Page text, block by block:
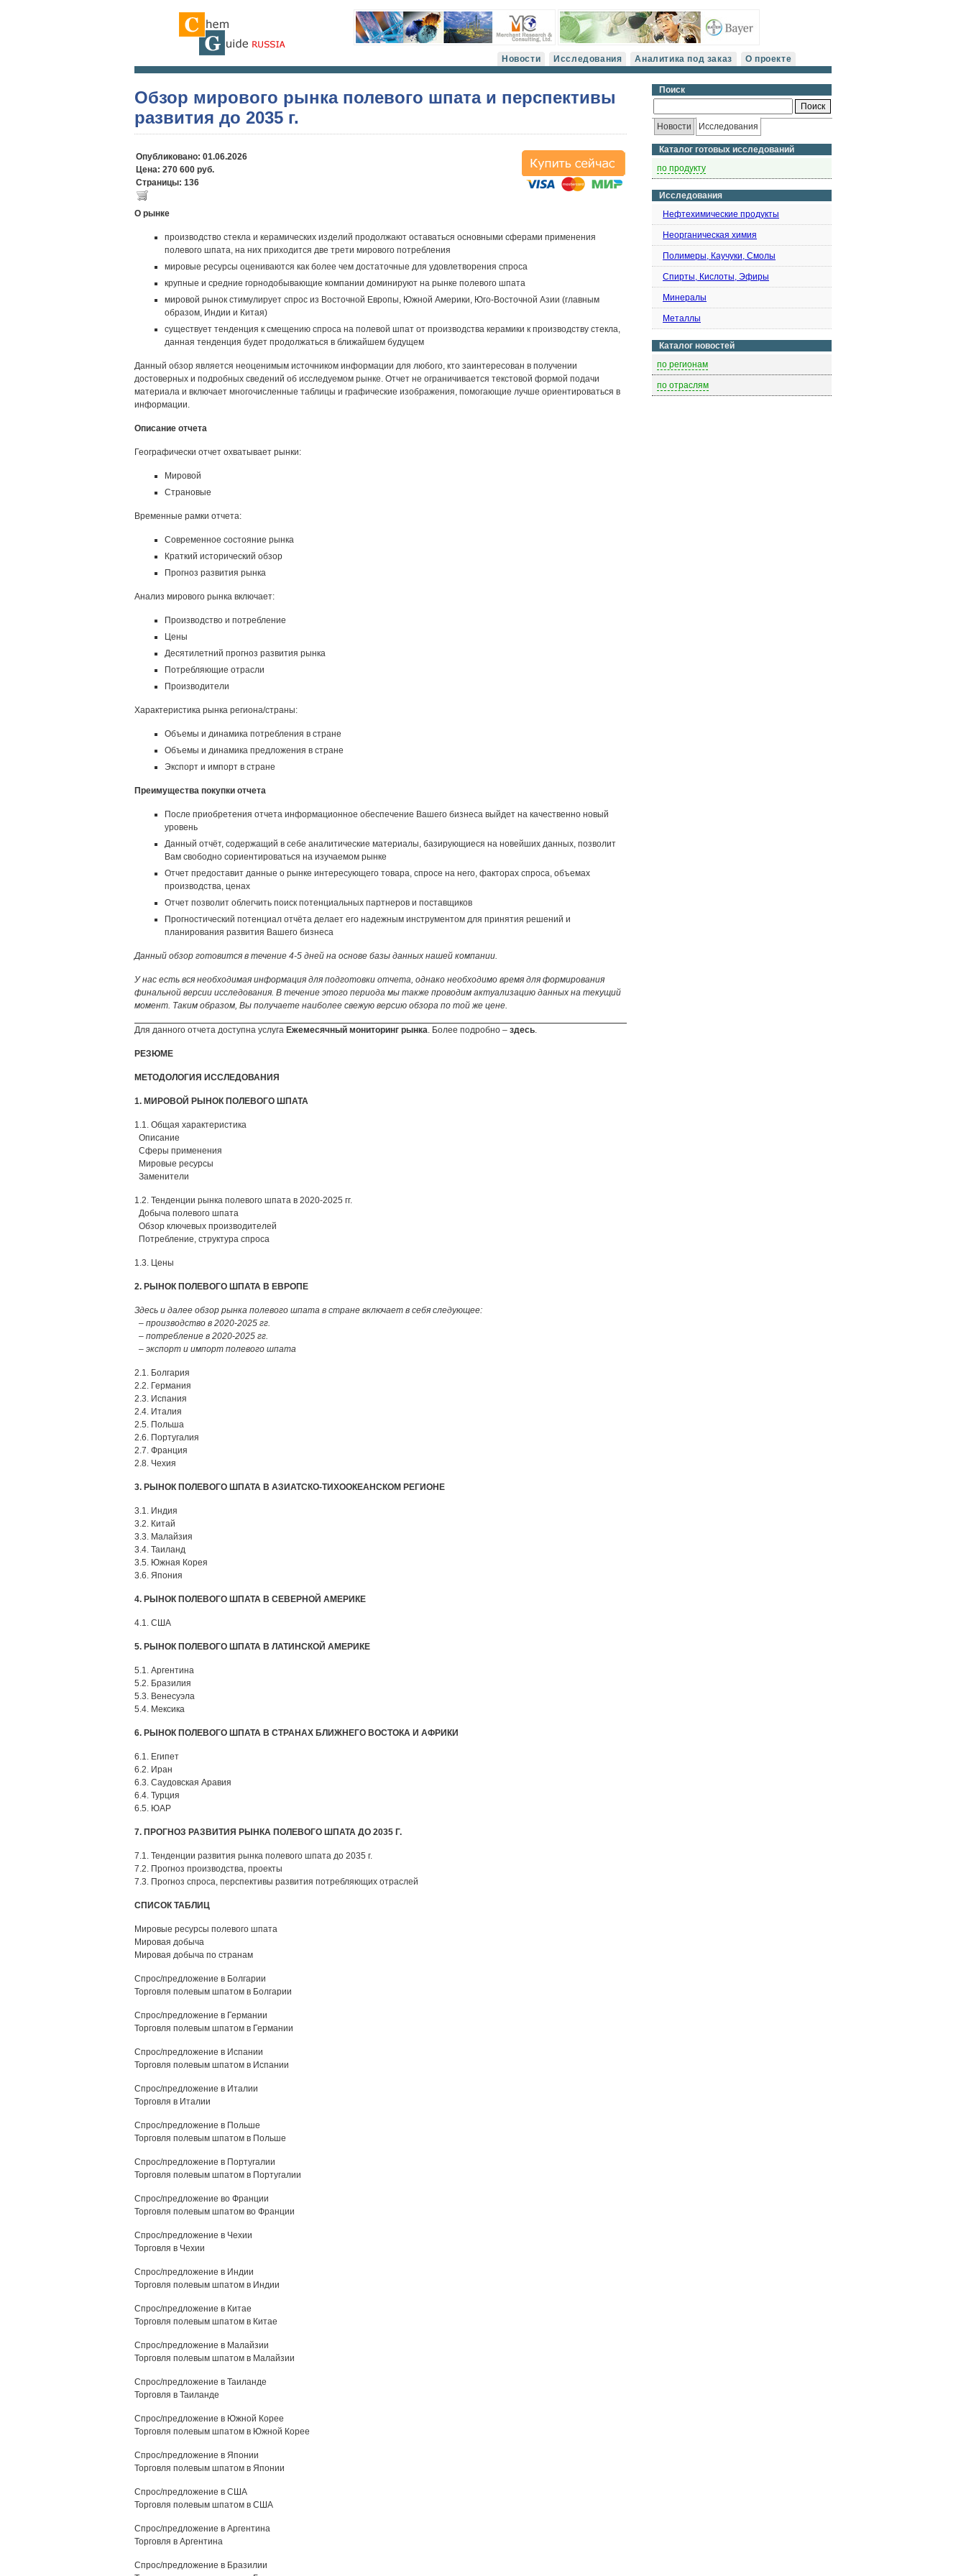
Новости Исследования Аналитика под заказ О проекте
Обзор мирового рынка полевого шпата и перспективы
развития до 2035 г.
Опубликовано: 01.06.2026
Цена: 270 600 руб.
Страницы: 136
О рынке
производство стекла и керамических изделий продолжают оставаться основными сферами применения
полевого шпата, на них приходится две трети мирового потребления
мировые ресурсы оцениваются как более чем достаточные для удовлетворения спроса
крупные и средние горнодобывающие компании доминируют на рынке полевого шпата
мировой рынок стимулирует спрос из Восточной Европы, Южной Америки, Юго-Восточной Азии (главным
образом, Индии и Китая)
существует тенденция к смещению спроса на полевой шпат от производства керамики к производству стекла,
данная тенденция будет продолжаться в ближайшем будущем
Данный обзор является неоценимым источником информации для любого, кто заинтересован в получении
достоверных и подробных сведений об исследуемом рынке. Отчет не ограничивается текстовой формой подачи
материала и включает многочисленные таблицы и графические изображения, помогающие лучше ориентироваться в
информации.
Описание отчета
Географически отчет охватывает рынки:
Мировой
Страновые
Временные рамки отчета:
Современное состояние рынка
Краткий исторический обзор
Прогноз развития рынка
Анализ мирового рынка включает:
Производство и потребление
Цены
Десятилетний прогноз развития рынка
Потребляющие отрасли
Производители
Характеристика рынка региона/страны:
Объемы и динамика потребления в стране
Объемы и динамика предложения в стране
Экспорт и импорт в стране
Преимущества покупки отчета
После приобретения отчета информационное обеспечение Вашего бизнеса выйдет на качественно новый
уровень
Данный отчёт, содержащий в себе аналитические материалы, базирующиеся на новейших данных, позволит
Вам свободно сориентироваться на изучаемом рынке
Отчет предоставит данные о рынке интересующего товара, спросе на него, факторах спроса, объемах
производства, ценах
Отчет позволит облегчить поиск потенциальных партнеров и поставщиков
Прогностический потенциал отчёта делает его надежным инструментом для принятия решений и
планирования развития Вашего бизнеса
Данный обзор готовится в течение 4-5 дней на основе базы данных нашей компании.
У нас есть вся необходимая информация для подготовки отчета, однако необходимо время для формирования
финальной версии исследования. В течение этого периода мы также проводим актуализацию данных на текущий
момент. Таким образом, Вы получаете наиболее свежую версию обзора по той же цене.
Для данного отчета доступна услуга Ежемесячный мониторинг рынка. Более подробно – здесь.
РЕЗЮМЕ
МЕТОДОЛОГИЯ ИССЛЕДОВАНИЯ
1. МИРОВОЙ РЫНОК ПОЛЕВОГО ШПАТА
1.1. Общая характеристика
Описание
Сферы применения
Мировые ресурсы
Заменители
1.2. Тенденции рынка полевого шпата в 2020-2025 гг.
Добыча полевого шпата
Обзор ключевых производителей
Потребление, структура спроса
1.3. Цены
2. РЫНОК ПОЛЕВОГО ШПАТА В ЕВРОПЕ
Здесь и далее обзор рынка полевого шпата в стране включает в себя следующее:
– производство в 2020-2025 гг.
– потребление в 2020-2025 гг.
– экспорт и импорт полевого шпата
2.1. Болгария
2.2. Германия
2.3. Испания
2.4. Италия
2.5. Польша
2.6. Португалия
2.7. Франция
2.8. Чехия
3. РЫНОК ПОЛЕВОГО ШПАТА В АЗИАТСКО-ТИХООКЕАНСКОМ РЕГИОНЕ
3.1. Индия
3.2. Китай
3.3. Малайзия
3.4. Таиланд
3.5. Южная Корея
3.6. Япония
4. РЫНОК ПОЛЕВОГО ШПАТА В СЕВЕРНОЙ АМЕРИКЕ
4.1. США
5. РЫНОК ПОЛЕВОГО ШПАТА В ЛАТИНСКОЙ АМЕРИКЕ
5.1. Аргентина
5.2. Бразилия
5.3. Венесуэла
5.4. Мексика
6. РЫНОК ПОЛЕВОГО ШПАТА В СТРАНАХ БЛИЖНЕГО ВОСТОКА И АФРИКИ
6.1. Египет
6.2. Иран
6.3. Саудовская Аравия
6.4. Турция
6.5. ЮАР
7. ПРОГНОЗ РАЗВИТИЯ РЫНКА ПОЛЕВОГО ШПАТА ДО 2035 Г.
7.1. Тенденции развития рынка полевого шпата до 2035 г.
7.2. Прогноз производства, проекты
7.3. Прогноз спроса, перспективы развития потребляющих отраслей
СПИСОК ТАБЛИЦ
Мировые ресурсы полевого шпата
Мировая добыча
Мировая добыча по странам
Спрос/предложение в Болгарии
Торговля полевым шпатом в Болгарии
Спрос/предложение в Германии
Торговля полевым шпатом в Германии
Спрос/предложение в Испании
Торговля полевым шпатом в Испании
Спрос/предложение в Италии
Торговля в Италии
Спрос/предложение в Польше
Торговля полевым шпатом в Польше
Спрос/предложение в Португалии
Торговля полевым шпатом в Португалии
Спрос/предложение во Франции
Торговля полевым шпатом во Франции
Спрос/предложение в Чехии
Торговля в Чехии
Спрос/предложение в Индии
Торговля полевым шпатом в Индии
Спрос/предложение в Китае
Торговля полевым шпатом в Китае
Спрос/предложение в Малайзии
Торговля полевым шпатом в Малайзии
Спрос/предложение в Таиланде
Торговля в Таиланде
Спрос/предложение в Южной Корее
Торговля полевым шпатом в Южной Корее
Спрос/предложение в Японии
Торговля полевым шпатом в Японии
Спрос/предложение в США
Торговля полевым шпатом в США
Спрос/предложение в Аргентина
Торговля в Аргентина
Спрос/предложение в Бразилии
Поиск
Новости Исследования
Каталог готовых исследований
по продукту
Исследования
Нефтехимические продукты
Неорганическая химия
Полимеры, Каучуки, Смолы
Спирты, Кислоты, Эфиры
Минералы
Металлы
Каталог новостей
по регионам
по отраслям